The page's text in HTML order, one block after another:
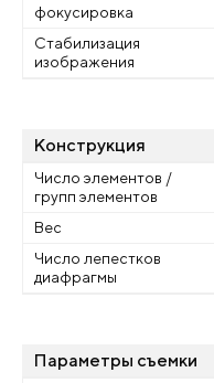
фокусировка
Стабилизация
изображения
Конструкция
Число элементов /
групп элементов
Вес
Число лепестков
диафрагмы
Параметры съемки